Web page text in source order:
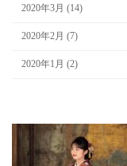
2020年3月 (14)
2020年2月 (7)
2020年1月 (2)